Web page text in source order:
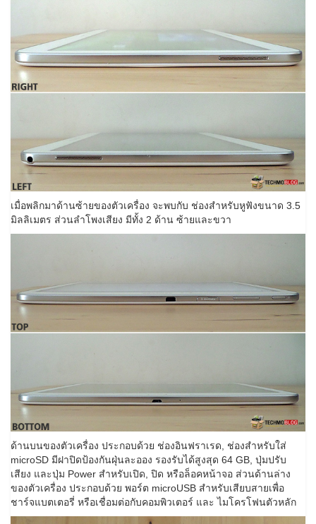
เมื่อพลิกมาด้านซ้ายของตัวเครื่อง จะพบกับ ช่องสำหรับหูฟังขนาด 3.5
มิลลิเมตร ส่วนลำโพงเสียง มีทั้ง 2 ด้าน ซ้ายและขวา
ด้านบนของตัวเครื่อง ประกอบด้วย ช่องอินฟราเรด, ช่องสำหรับใส่
microSD มีฝาปิดป้องกันฝุ่นละออง รองรับได้สูงสุด 64 GB, ปุ่มปรับ
เสียง และปุ่ม Power สำหรับเปิด, ปิด หรือล็อคหน้าจอ ส่วนด้านล่าง
ของตัวเครื่อง ประกอบด้วย พอร์ต microUSB สำหรับเสียบสายเพื่อ
ชาร์จแบตเตอรี่ หรือเชื่อมต่อกับคอมพิวเตอร์ และ ไมโครโฟนตัวหลัก